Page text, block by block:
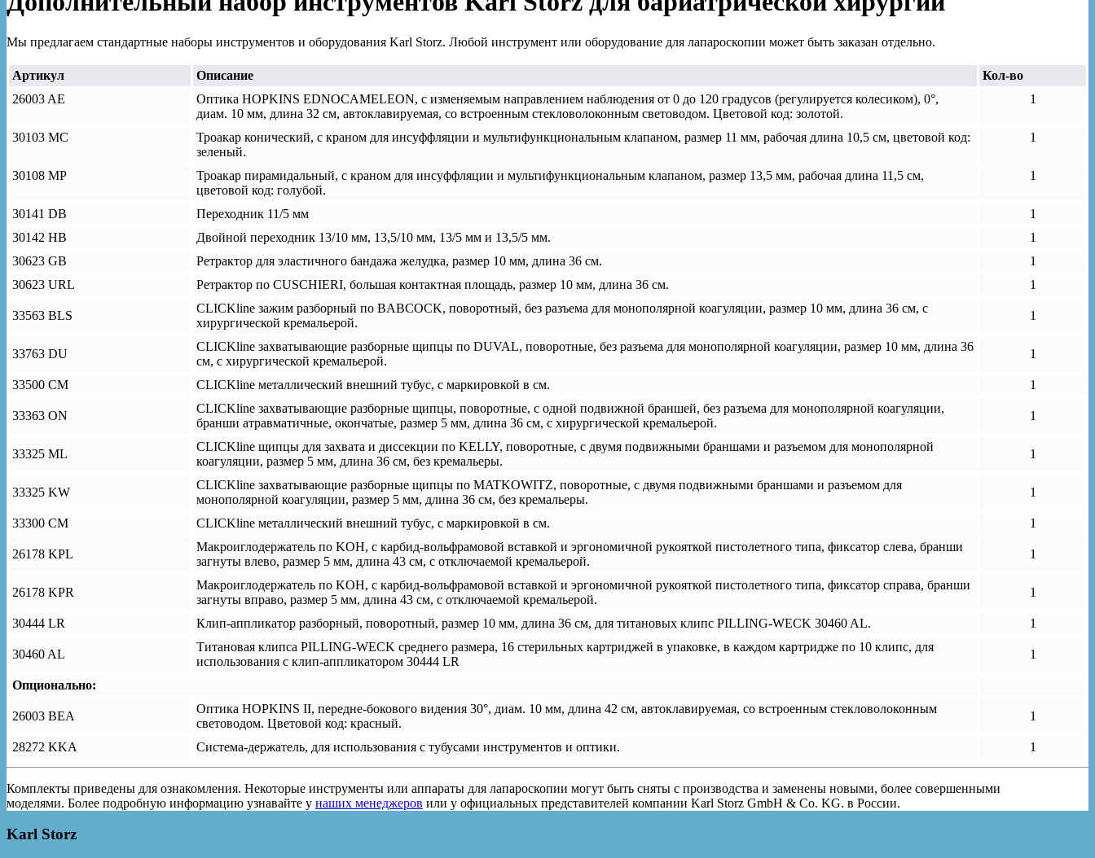
Мы предлагаем стандартные наборы инструментов и оборудования Karl Storz. Любой инструмент или оборудование для лапароскопии может быть заказан отдельно.
Артикул Описание
Кол-во
26003 AE
Оптика HOPKINS EDNOCAMELEON, с изменяемым направлением наблюдения от 0 до 120 градусов (регулируется колесиком), 0°,
диам. 10 мм, длина 32 cм, автоклавируемая, со встроенным стекловолоконным световодом. Цветовой код: золотой.
1
30103 МС
Троакар конический, с краном для инсуффляции и мультифункциональным клапаном, размер 11 мм, рабочая длина 10,5 см, цветовой код:
зеленый.
1
30108 МР
Троакар пирамидальный, с краном для инсуффляции и мультифункциональным клапаном, размер 13,5 мм, рабочая длина 11,5 см,
цветовой код: голубой.
1
30141 DB Переходник 11/5 мм
1
30142 НВ
Двойной переходник 13/10 мм, 13,5/10 мм, 13/5 мм и 13,5/5 мм.
1
30623 GB
Ретрактор для эластичного бандажа желудка, размер 10 мм, длина 36 см.
1
30623 URL
Ретрактор по CUSCHIERI, большая контактная площадь, размер 10 мм, длина 36 см. 1
33563 BLS
CLICKline зажим разборный по BABCOCK, поворотный, без разъема для монополярной коагуляции, размер 10 мм, длина 36 см, с
хирургической кремальерой.
1
33763 DU
CLICKline захватывающие разборные щипцы по DUVAL, поворотные, без разъема для монополярной коагуляции, размер 10 мм, длина 36
см, с хирургической кремальерой.
1
33500 CM CLICKline металлический внешний тубус, с маркировкой в см. 1
33363 ON
CLICKline захватывающие разборные щипцы, поворотные, с одной подвижной браншей, без разъема для монополярной коагуляции,
бранши атравматичные, окончатые, размер 5 мм, длина 36 см, с хирургической кремальерой.
1
33325 ML
CLICKline щипцы для захвата и диссекции по KELLY, поворотные, с двумя подвижными браншами и разъемом для монополярной
коагуляции, размер 5 мм, длина 36 см, без кремальеры.
1
33325 KW
CLICKline захватывающие разборные щипцы по MATKOWITZ, поворотные, с двумя подвижными браншами и разъемом для
монополярной коагуляции, размер 5 мм, длина 36 см, без кремальеры.
1
33300 СМ CLICKline металлический внешний тубус, с маркировкой в см. 1
26178 KPL
Макроиглодержатель по KOH, с карбид-вольфрамовой вставкой и эргономичной рукояткой пистолетного типа, фиксатор слева, бранши
загнуты влево, размер 5 мм, длина 43 см, с отключаемой кремальерой.
1
26178 KPR
Макроиглодержатель по KOH, с карбид-вольфрамовой вставкой и эргономичной рукояткой пистолетного типа, фиксатор справа, бранши
загнуты вправо, размер 5 мм, длина 43 см, с отключаемой кремальерой.
1
30444 LR Клип-аппликатор разборный, поворотный, размер 10 мм, длина 36 см, для титановых клипс PILLING-WECK 30460 AL. 1
30460 AL
Титановая клипса PILLING-WECK среднего размера, 16 стерильных картриджей в упаковке, в каждом картридже по 10 клипс, для
использования с клип-аппликатором 30444 LR
1
Опционально:
26003 BEA
Оптика HOPKINS II, передне-бокового видения 30°, диам. 10 мм, длина 42 cм, автоклавируемая, со встроенным стекловолоконным
световодом. Цветовой код: красный.
1
28272 KKA Система-держатель, для использования с тубусами инструментов и оптики. 1
Комплекты приведены для ознакомления. Некоторые инструменты или аппараты для лапароскопии могут быть сняты с производства и заменены новыми, более совершенными
моделями. Более подробную информацию узнавайте у наших менеджеров или у официальных представителей компании Karl Storz GmbH & Co. KG. в России.
Karl Storz